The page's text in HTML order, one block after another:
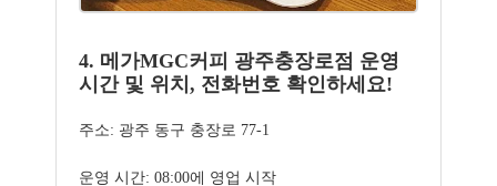
4. 메가MGC커피 광주충장로점 운영
시간 및 위치, 전화번호 확인하세요!
주소: 광주 동구 충장로 77-1
운영 시간: 08:00에 영업 시작